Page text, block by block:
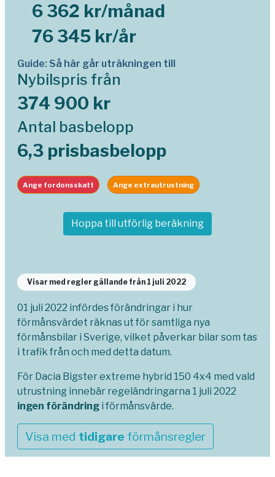
6 362 kr/månad
76 345 kr/år
Guide: Så här går uträkningen till
Nybilspris från
374 900 kr
Antal basbelopp
6,3 prisbasbelopp
Ange fordonsskatt Ange extrautrustning
Hoppa till utförlig beräkning
Visar med regler gällande från 1 juli 2022
01 juli 2022 infördes förändringar i hur
förmånsvärdet räknas ut för samtliga nya
förmånsbilar i Sverige, vilket påverkar bilar som tas
i trafik från och med detta datum.
För Dacia Bigster extreme hybrid 150 4x4 med vald
utrustning innebär regeländringarna 1 juli 2022
ingen förändring i förmånsvärde.
Visa med tidigare förmånsregler